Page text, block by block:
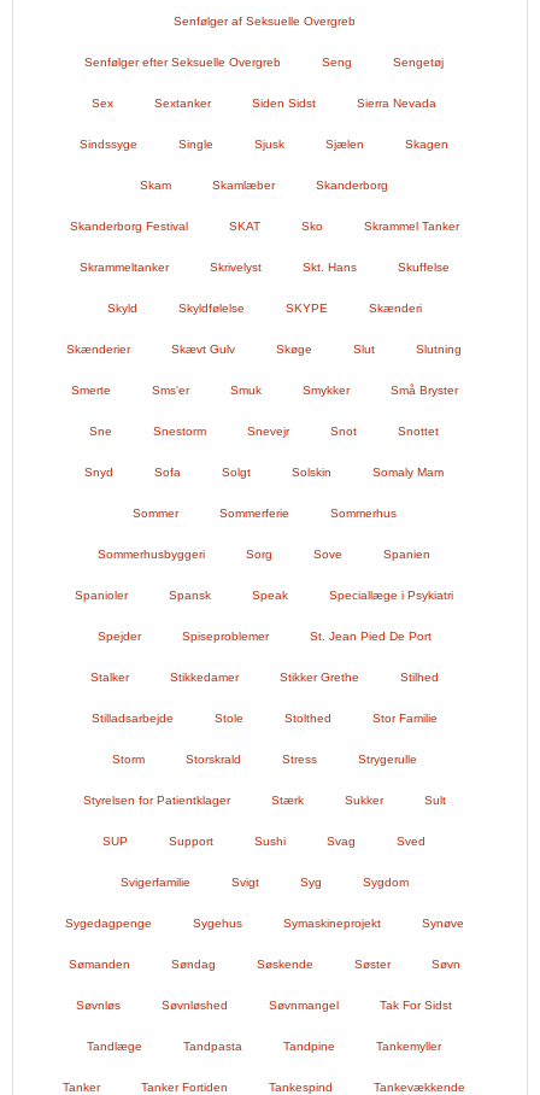
Senfølger af Seksuelle Overgreb
Senfølger efter Seksuelle Overgreb Seng Sengetøj
Sex Sextanker Siden Sidst Sierra Nevada
Sindssyge Single Sjusk Sjælen Skagen
Skam Skamlæber Skanderborg
Skanderborg Festival SKAT Sko Skrammel Tanker
Skrammeltanker Skrivelyst Skt. Hans Skuffelse
Skyld Skyldfølelse SKYPE Skænderi
Skænderier Skævt Gulv Skøge Slut Slutning
Smerte Sms'er Smuk Smykker Små Bryster
Sne Snestorm Snevejr Snot Snottet
Snyd Sofa Solgt Solskin Somaly Mam
Sommer Sommerferie Sommerhus
Sommerhusbyggeri Sorg Sove Spanien
Spanioler Spansk Speak Speciallæge i Psykiatri
Spejder Spiseproblemer St. Jean Pied De Port
Stalker Stikkedamer Stikker Grethe Stilhed
Stilladsarbejde Stole Stolthed Stor Familie
Storm Storskrald Stress Strygerulle
Styrelsen for Patientklager Stærk Sukker Sult
SUP Support Sushi Svag Sved
Svigerfamilie Svigt Syg Sygdom
Sygedagpenge Sygehus Symaskineprojekt Synøve
Sømanden Søndag Søskende Søster Søvn
Søvnløs Søvnløshed Søvnmangel Tak For Sidst
Tandlæge Tandpasta Tandpine Tankemyller
Tanker Tanker Fortiden Tankespind Tankevækkende